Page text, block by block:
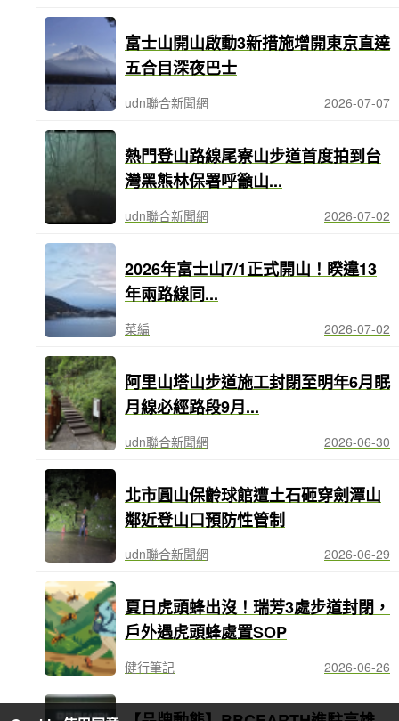
富士山開山啟動3新措施增開東京直達
五合目深夜巴士
udn聯合新聞網 2026-07-07
熱門登山路線尾寮山步道首度拍到台
灣黑熊林保署呼籲山...
udn聯合新聞網 2026-07-02
2026年富士山7/1正式開山！睽違13
年兩路線同...
菜編 2026-07-02
阿里山塔山步道施工封閉至明年6月眠
月線必經路段9月...
udn聯合新聞網 2026-06-30
北市圓山保齡球館遭土石砸穿劍潭山
鄰近登山口預防性管制
udn聯合新聞網 2026-06-29
夏日虎頭蜂出沒！瑞芳3處步道封閉，
戶外遇虎頭蜂處置SOP
健行筆記 2026-06-26